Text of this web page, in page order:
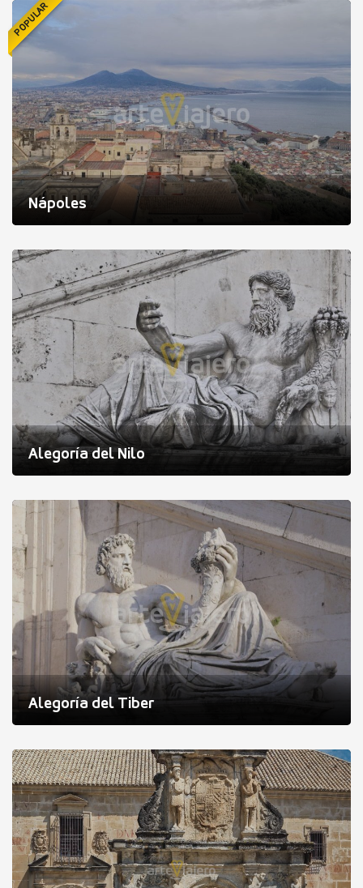
POPULAR
Nápoles
Alegoría del Nilo
Alegoría del Tiber